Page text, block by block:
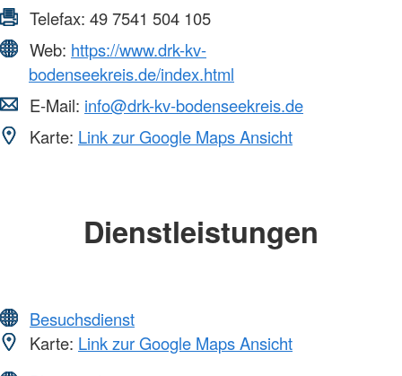
Telefax: 49 7541 504 105
Web: https://www.drk-kv-
bodenseekreis.de/index.html
E-Mail: info@drk-kv-bodenseekreis.de
Karte: Link zur Google Maps Ansicht
Dienstleistungen
Besuchsdienst
Karte: Link zur Google Maps Ansicht